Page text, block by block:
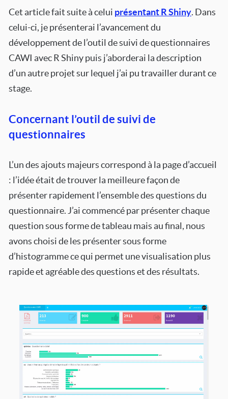
Cet article fait suite à celui présentant R Shiny. Dans
celui-ci, je présenterai l’avancement du
développement de l’outil de suivi de questionnaires
CAWI avec R Shiny puis j’aborderai la description
d’un autre projet sur lequel j’ai pu travailler durant ce
stage.
Concernant l’outil de suivi de
questionnaires
L’un des ajouts majeurs correspond à la page d’accueil
: l’idée était de trouver la meilleure façon de
présenter rapidement l’ensemble des questions du
questionnaire. J’ai commencé par présenter chaque
question sous forme de tableau mais au final, nous
avons choisi de les présenter sous forme
d’histogramme ce qui permet une visualisation plus
rapide et agréable des questions et des résultats.